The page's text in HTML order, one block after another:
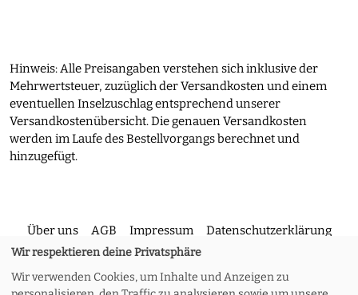
Hinweis: Alle Preisangaben verstehen sich inklusive der
Mehrwertsteuer, zuzüglich der Versandkosten und einem
eventuellen Inselzuschlag entsprechend unserer
Versandkostenübersicht. Die genauen Versandkosten
werden im Laufe des Bestellvorgangs berechnet und
hinzugefügt.
Über uns AGB Impressum Datenschutzerklärung
Kontakt Versand und Rückgabe Widerruf
Wir respektieren deine Privatsphäre
Wir verwenden Cookies, um Inhalte und Anzeigen zu